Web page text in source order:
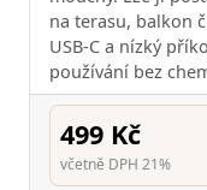
na terasu, balkon
USB‑C a nízký
používání bez
499 Kč
včetně DPH 21%